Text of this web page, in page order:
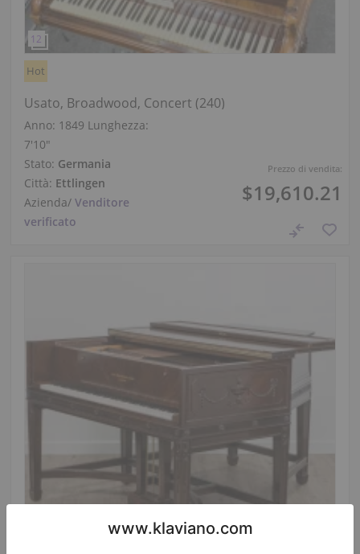
Prezzo di vendita:
$19,610.21
Hot
Usato, Broadwood, Concert (240)
Anno: 1849 Lunghezza:
7′10″
Stato: Germania
Città: Ettlingen
Azienda/ Venditore
verificato